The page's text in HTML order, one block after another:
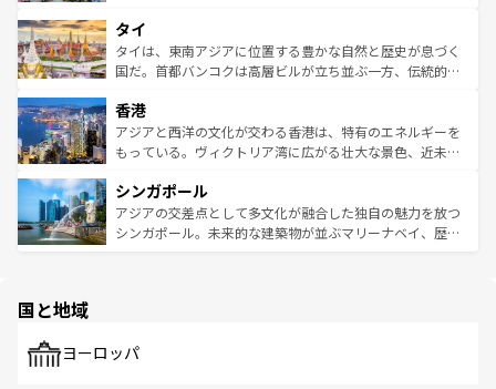
リティに包まれながら、韓国の多彩な魅力を心ゆくまで味
わってみてほしい。 なお、新着の韓国情報はコンテンツ一
覧を参照してほしい。
急速な発展と共に伝統が息づく。ハノイの古い町並みやホ
ーチミン市のフランス統治時代の建物も、独特の雰囲気を
醸し出している。また、バラエティの豊かさとおいしさで
とつ。フォーやバインミー、ベトナムコーヒーなどは、ぜ
ひ現地で味わいたい。どの地域を訪れてもあたたかい人々
が旅行者を迎えてくれるので、きっと忘れられない旅にな
参照してほしい。
タイ
タイは、東南アジアに位置する豊かな自然と歴史が息づく
国だ。首都バンコクは高層ビルが立ち並ぶ一方、伝統的な
の活気が交差している。北部ではチェンマイなどの山岳地
帯で自然と触れ合い、南部ではプーケットやクラビの美し
いビーチでリゾート気分を楽しむことができる。タイ料理
激する。気候は一年中温暖で、どの季節にも異なる楽しみ
が待っている。親しみやすいタイの人々、仏教を中心とし
た文化、そして多様な観光資源が、訪れる旅人を魅了し続
香港
アジアと西洋の文化が交わる香港は、特有のエネルギーを
もっている。ヴィクトリア湾に広がる壮大な景色、近未来
み、どこを訪れても感動するはず。観光スポットが密集し
ており、効率よく見どころを回れるのも魅力。息をのむよ
うな絶景から文化的な体験まで、香港を存分に楽しみ尽く
シンガポール
アジアの交差点として多文化が融合した独自の魅力を放つ
シンガポール。未来的な建築物が並ぶマリーナベイ、歴史
で、ホーカーズは地元の風情を楽しめる外せないスポット
国と地域
ヨーロッパ